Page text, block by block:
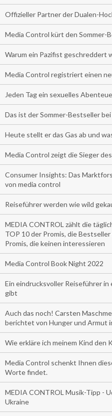
Offizieller Partner der Dualen-
Media Control kürt den Sommer-
Warum ein Pazifist geschreddert
Media Control registriert einen
Jeden Tag ein sexuelles
Das ist der Sommer-Bestseller
Heute stellt er das Gas ab und
Media Control zeigt die Sieger
Consumer Insights: Das
von media control
Reiseführer werden wie wild
MEDIA CONTROL zählt die
TOP 10 der Promis, die
Promis, die keinen interessieren
Media Control Book Night 2022
Ein eindrucksvoller Reiseführer
gibt
Auch das noch! Carsten
berichtet von Hunger und Armut
Wie erkläre ich meinem Kind den
Media Control schenkt Ihnen
Worte findet.
MEDIA CONTROL Musik-Tipp -
Ukraine